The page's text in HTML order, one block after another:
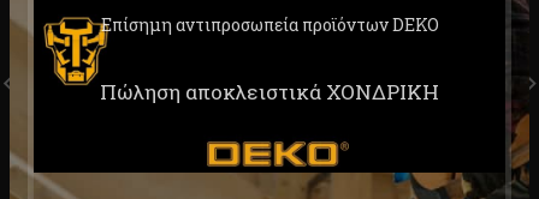
Επίσημη αντιπροσωπεία προϊόντων DEKO
Πώληση αποκλειστικά ΧΟΝΔΡΙΚΗ
Πιστόλι Βαφής Μπαταρίας
Πιστόλια Βαφής,
Γρύλος Μπουκάλας 6ton.
Αέρας - Συνεργείο
Γρύλοι,Σκαρπέλα